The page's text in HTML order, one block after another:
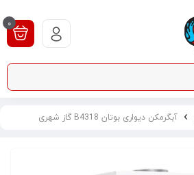
0
آبگرمکن دیواری بوتان B4318 گاز شهری